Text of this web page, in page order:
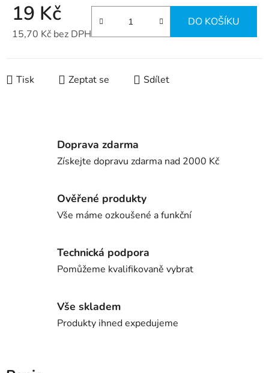
19 Kč
15,70 Kč bez DPH
DO KOŠÍKU
Tisk Zeptat se Sdílet
Doprava zdarma
Získejte dopravu zdarma nad 2000 Kč
Ověřené produkty
Vše máme ozkoušené a funkční
Technická podpora
Pomůžeme kvalifikovaně vybrat
Vše skladem
Produkty ihned expedujeme